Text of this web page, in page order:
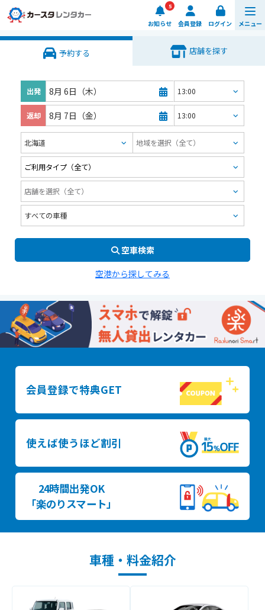
お知らせ
5
会員登録 ログイン メニュー
予約する
車種・料金
店舗を探す
ご利用ガイド
楽のりスマート
0570-064-179
日時・店舗を選ぶ
予約する 店舗を探す
出発 8月 6日（木）
返却 8月 7日（金）
空車検索
空港から探してみる
会員登録で特典GET
使えば使うほど割引
24時間出発OK
「楽のりスマート」
車種・料金紹介